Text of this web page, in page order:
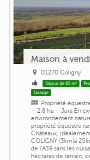
Maison à
01270 Coligny
Séjour de 65 m²
Garage
Propriété
– 2,8 ha – Jura En
environnement
propriété équestre
Châteaux,
COLIGNY (3km)à
de l'A39 sans les
hectares de terrain,